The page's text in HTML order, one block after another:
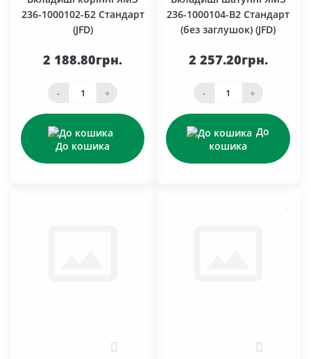
236-1000102-Б2 Стандарт
(JFD)
2 188.80грн.
- +
До кошика
236-1000104-В2 Стандарт
(без заглушок) (JFD)
2 257.20грн.
- +
До
кошика
0 0